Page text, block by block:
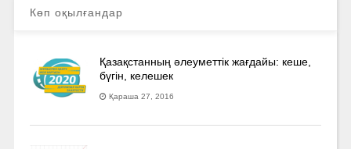
Көп оқылғандар
Қазақстанның әлеуметтік жағдайы: кеше,
бүгін, келешек
Қараша 27, 2016